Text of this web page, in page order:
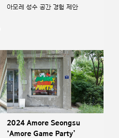
아모레 성수 공간 경험 제안
2024 Amore Seongsu
‘Amore Game Party’